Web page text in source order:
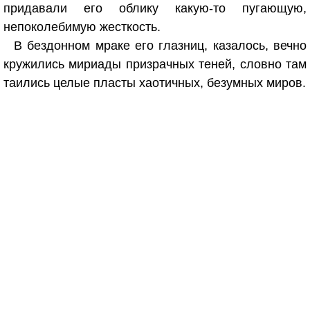
придавали его облику какую-то пугающую,
непоколебимую жесткость.
В бездонном мраке его глазниц, казалось, вечно
кружились мириады призрачных теней, словно там
таились целые пласты хаотичных, безумных миров.